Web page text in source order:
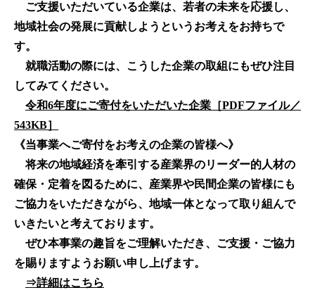
ご支援いただいている企業は、若者の未来を応援し、
地域社会の発展に貢献しようという お考えをお持ちで
す。
就職活動の際には、こうした企業の取組にもぜひ注目
してみてください。
令和6年度にご寄付をいただいた企業［PDFファイル／
543KB］
《当事業へご寄付をお考えの企業の皆様へ》
将来の地域経済を牽引する産業界のリーダー的人材の
確保・定着を図るために、産業界や民間企業の皆様にも
ご協力をいただきながら、地域一体となって取り組んで
いきたいと考えております。
ぜひ本事業の趣旨をご理解いただき、ご支援・ご協力
を賜りますようお願い申し上げます。
⇒詳細はこちら